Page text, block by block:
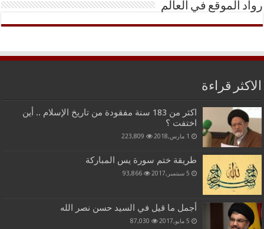
رواد الموقع في العالم
الاكثر قراءة
اكثر من 183 سنة مفقودة من تاريخ الإسلام .. أين
اختفت ؟
1 مارس,2018 223,809
طريقة ختم سورة يس المباركة
5 سبتمبر,2017 93,866
أجمل ما قيل في السيد حسن نصر الله
5 مايو,2017 87,030